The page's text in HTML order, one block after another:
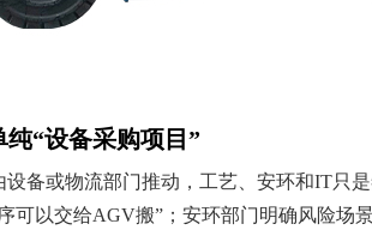
“设备采购项目”
备或物流部门推动，工艺、安环和IT只
可以交给AGV搬”；安环部门明确风险场